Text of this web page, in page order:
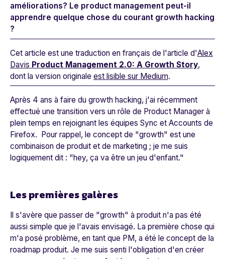
améliorations? Le product management peut-il
apprendre quelque chose du courant growth hacking
?
Cet article est une traduction en français de l'article d'Alex
Davis Product Management 2.0: A Growth Story,
dont la version originale est lisible sur Medium.
Après 4 ans à faire du growth hacking, j'ai récemment
effectué une transition vers un rôle de Product Manager à
plein temps en rejoignant les équipes Sync et Accounts de
Firefox. Pour rappel, le concept de "growth" est une
combinaison de produit et de marketing ; je me suis
logiquement dit : "hey, ça va être un jeu d'enfant."
Les premières galères
Il s'avère que passer de "growth" à produit n'a pas été
aussi simple que je l'avais envisagé. La première chose qui
m'a posé problème, en tant que PM, a été le concept de la
roadmap produit. Je me suis senti l'obligation d'en créer